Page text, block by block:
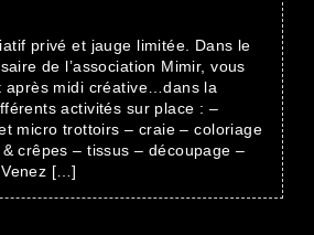
privé et jauge limitée. Dans le
de l’association Mimir, vous
après midi créative…dans la
activités sur place : –
micro trottoirs – craie – coloriage
crêpes – tissus – découpage –
[…]